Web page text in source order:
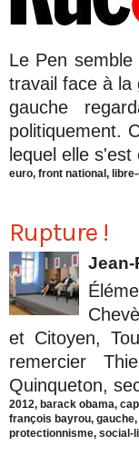
Le Pen
travail face à la
gauche
politiquement.
lequel elle s'est
euro, front national ,
Rupture !
Jean-
et Citoyen,
remercier
Quinqueton,
2012, barack obama,
françois bayrou, gauche,
protectionnisme, social-